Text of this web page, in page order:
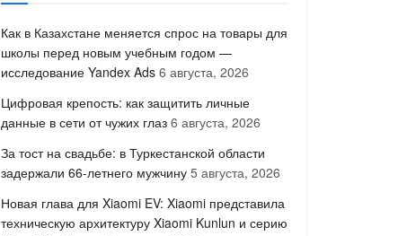
Как в Казахстане меняется спрос на товары для
школы перед новым учебным годом —
исследование Yandex Ads 6 августа, 2026
Цифровая крепость: как защитить личные
данные в сети от чужих глаз 6 августа, 2026
За тост на свадьбе: в Туркестанской области
задержали 66-летнего мужчину 5 августа, 2026
Новая глава для Xiaomi EV: Xiaomi представила
техническую архитектуру Xiaomi Kunlun и серию